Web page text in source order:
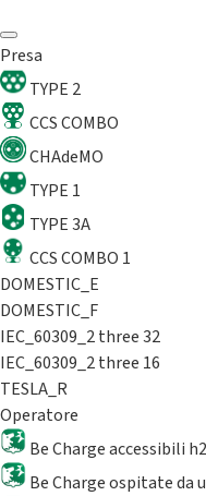
Presa
TYPE 2
CCS COMBO
CHAdeMO
TYPE 1
TYPE 3A
CCS COMBO 1
DOMESTIC_E
DOMESTIC_F
IEC_60309_2 three 32
IEC_60309_2 three 16
TESLA_R
Operatore
Be Charge accessibili
Be Charge ospitate da